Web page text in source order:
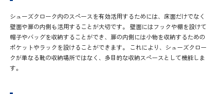
シューズクローク内のスペースを有効活用するためには、床面だけでなく
壁面や扉の内側も活用することが大切です。 壁面にはフックや棚を設けて
帽子やバッグを収納することができ、扉の内側には小物を収納するための
ポケットやラックを設けることができます。 これにより、シューズクロー
クが単なる靴の収納場所ではなく、多目的な収納スペースとして機能しま
す。